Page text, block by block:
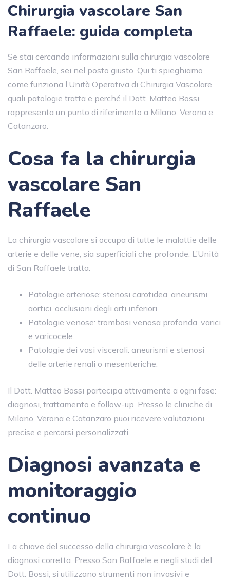
Chirurgia vascolare San
Raffaele: guida completa
Se stai cercando informazioni sulla chirurgia vascolare
San Raffaele, sei nel posto giusto. Qui ti spieghiamo
come funziona l’Unità Operativa di Chirurgia Vascolare,
quali patologie tratta e perché il Dott. Matteo Bossi
rappresenta un punto di riferimento a Milano, Verona e
Catanzaro.
Cosa fa la chirurgia
vascolare San
Raffaele
La chirurgia vascolare si occupa di tutte le malattie delle
arterie e delle vene, sia superficiali che profonde. L’Unità
di San Raffaele tratta:
Patologie arteriose: stenosi carotidea, aneurismi
aortici, occlusioni degli arti inferiori.
Patologie venose: trombosi venosa profonda, varici
e varicocele.
Patologie dei vasi viscerali: aneurismi e stenosi
delle arterie renali o mesenteriche.
Il Dott. Matteo Bossi partecipa attivamente a ogni fase:
diagnosi, trattamento e follow-up. Presso le cliniche di
Milano, Verona e Catanzaro puoi ricevere valutazioni
precise e percorsi personalizzati.
Diagnosi avanzata e
monitoraggio
continuo
La chiave del successo della chirurgia vascolare è la
diagnosi corretta. Presso San Raffaele e negli studi del
Dott. Bossi, si utilizzano strumenti non invasivi e